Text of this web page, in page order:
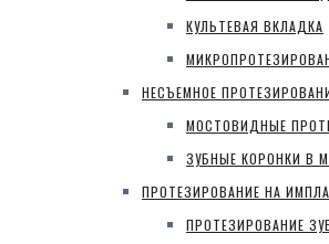
КУЛЬТЕВАЯ ВКЛАДКА
НЕСЪЕМНОЕ
МОСТОВИДНЫЕ
ЗУБНЫЕ КОРОНКИ В
ПРОТЕЗИРОВАНИЕ НА
ПРОТЕЗИРОВАНИЕ